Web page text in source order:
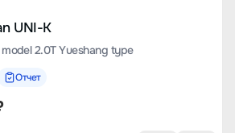
UNI-K
2.0T Yueshang type
Отчет